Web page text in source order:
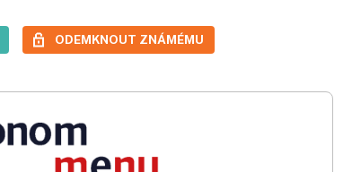
ODEMKNOUT ZNÁMÉMU